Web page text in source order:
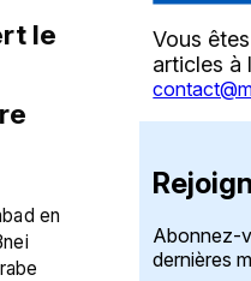
le
en
Vous
articles à
Abonnez-
dernières